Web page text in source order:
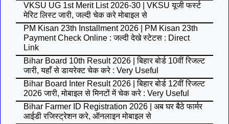
VKSU UG 1st Merit List 2026-30 | VKSU यूजी फर्स्ट
मेरिट लिस्ट जारी, जल्दी चेक करे मोबाइल से
PM Kisan 23th Installment 2026 | PM Kisan 23th
Payment Check Online : जल्दी देखे स्टेटस : Direct
Link
Bihar Board 10th Result 2026 | बिहार बोर्ड 10वीं रिजल्ट
जारी, यहाँ से डायरेक्ट चेक करे : Very Useful
Bihar Board Inter Result 2026 | बिहार बोर्ड 12वीं रिजल्ट
2026 जारी, मोबाइल से मिनटों में चेक करे : Very Useful
Bihar Farmer ID Registration 2026 | अब घर बैठे फार्मर
आईडी रजिस्ट्रेशन करे, ऑनलाइन मोबाइल से